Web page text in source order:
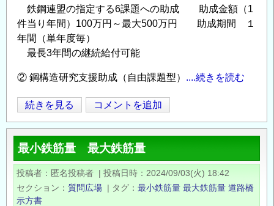
講
座
セ
ミ
ナ
「デ
ジ
タ
ル
イ
ン
フ
鉄鋼連盟の指定する6課題への助成 助成金額（1
件当り年間）100万円～最大500万円 助成期間 １
年間（単年度毎）
最長3年間の継続給付可能
② 鋼構造研究支援助成（自由課題型） ....続きを読む
【日
本
鉄
鋼
連
2025
続きを見る コメントを追加
最小鉄筋量 最大鉄筋量
投稿者 匿名投稿者 | 投稿日時
2024/09/03(火) 18:42
セクション
質問広場 | タグ 最小鉄筋量 最大鉄筋量 道路橋
示方書